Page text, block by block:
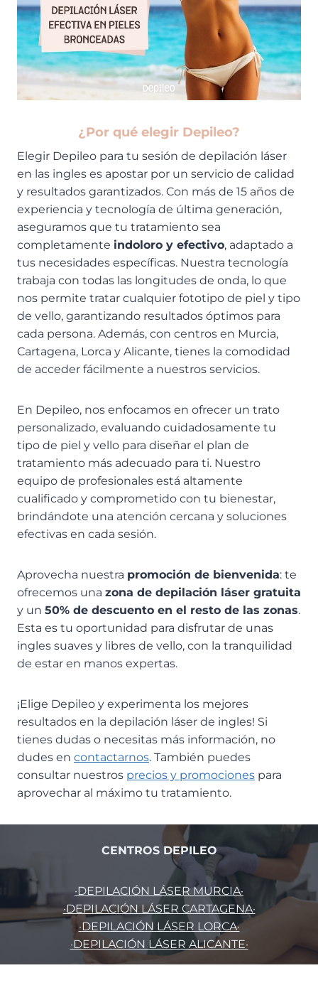
¿Por qué elegir Depileo?
Elegir Depileo para tu sesión de depilación láser
en las ingles es apostar por un servicio de calidad
y resultados garantizados. Con más de 15 años de
experiencia y tecnología de última generación,
aseguramos que tu tratamiento sea
completamente indoloro y efectivo, adaptado a
tus necesidades específicas. Nuestra tecnología
trabaja con todas las longitudes de onda, lo que
nos permite tratar cualquier fototipo de piel y tipo
de vello, garantizando resultados óptimos para
cada persona. Además, con centros en Murcia,
Cartagena, Lorca y Alicante, tienes la comodidad
de acceder fácilmente a nuestros servicios.
En Depileo, nos enfocamos en ofrecer un trato
personalizado, evaluando cuidadosamente tu
tipo de piel y vello para diseñar el plan de
tratamiento más adecuado para ti. Nuestro
equipo de profesionales está altamente
cualificado y comprometido con tu bienestar,
brindándote una atención cercana y soluciones
efectivas en cada sesión.
Aprovecha nuestra promoción de bienvenida: te
ofrecemos una zona de depilación láser gratuita
y un 50% de descuento en el resto de las zonas.
Esta es tu oportunidad para disfrutar de unas
ingles suaves y libres de vello, con la tranquilidad
de estar en manos expertas.
¡Elige Depileo y experimenta los mejores
resultados en la depilación láser de ingles! Si
tienes dudas o necesitas más información, no
dudes en contactarnos. También puedes
consultar nuestros precios y promociones para
aprovechar al máximo tu tratamiento.
CENTROS DEPILEO
·DEPILACIÓN LÁSER MURCIA·
·DEPILACIÓN LÁSER CARTAGENA·
·DEPILACIÓN LÁSER LORCA·
·DEPILACIÓN LÁSER ALICANTE·